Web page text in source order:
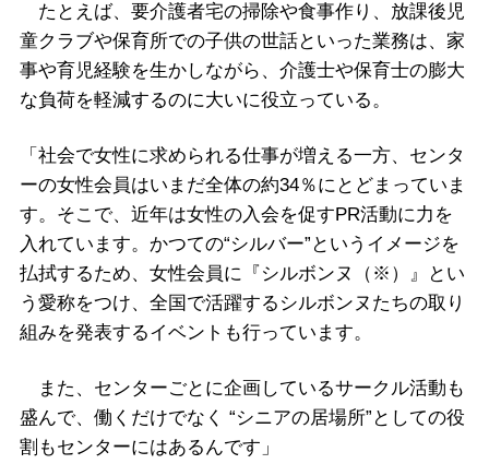
たとえば、要介護者宅の掃除や食事作り、放課後児
童クラブや保育所での子供の世話といった業務は、家
事や育児経験を生かしながら、介護士や保育士の膨大
な負荷を軽減するのに大いに役立っている。
「社会で女性に求められる仕事が増える一方、センタ
ーの女性会員はいまだ全体の約34％にとどまっていま
す。そこで、近年は女性の入会を促すPR活動に力を
入れています。かつての“シルバー”というイメージを
払拭するため、女性会員に『シルボンヌ（※）』とい
う愛称をつけ、全国で活躍するシルボンヌたちの取り
組みを発表するイベントも行っています。
また、センターごとに企画しているサークル活動も
盛んで、働くだけでなく “シニアの居場所”としての役
割もセンターにはあるんです」